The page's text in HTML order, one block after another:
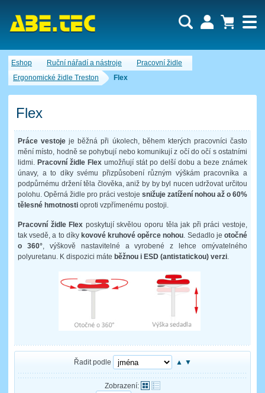
Eshop Ruční nářadí a nástroje
Pracovní židle
Ergonomické židle Treston
Flex
Flex
Práce vestoje je běžná při úkolech, během kterých pracovníci často
mění místo, hodně se pohybují nebo komunikují z očí do očí s ostatními
lidmi. Pracovní židle Flex umožňují stát po delší dobu a beze známek
únavy, a to díky svému přizpůsobení různým výškám pracovníka a
podpůrnému držení těla člověka, aniž by by byl nucen udržovat určitou
polohu. Opěrná židle pro práci vestoje snižuje zatížení nohou až o 60%
tělesné hmotnosti oproti vzpřímenému postoji.
Pracovní židle Flex poskytují skvělou oporu těla jak při práci vestoje,
tak vsedě, a to díky kovové kruhové opěrce nohou. Sedadlo jeotočné
o 360°, výškově nastavitelné a vyrobené z lehce omývatelného
polyuretanu. K dispozici máte běžnou i ESD (antistatickou) verzi.
Řadit podle ▲ ▼
Zobrazení:
Nákupní košík je momentálně prázdný.
Počet produktů:0
Cena celkem:
Uživatel:
Heslo:
Zapomenuté heslo Nová registrace